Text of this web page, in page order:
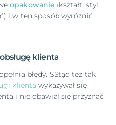
opakowanie (kształt, styl,
i w ten sposób wyróżnić
klienta
błędy. SStąd też tak
klienta wykazywał się
i nie obawiał się przyznać